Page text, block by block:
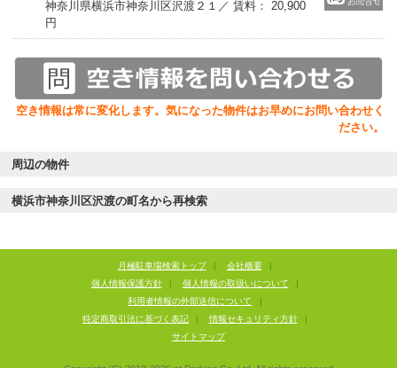
神奈川県横浜市神奈川区沢渡２１／ 賃料： 20,900
円
空き情報は常に変化します。気になった物件はお早めにお問い合わせく
ださい。
周辺の物件
横浜市神奈川区沢渡の町名から再検索
月極駐車場検索トップ | 会社概要
|
個人情報保護方針
| 個人情報の取扱いについて
|
利用者情報の外部送信について
|
特定商取引法に基づく表記
| 情報セキュリティ方針
|
サイトマップ